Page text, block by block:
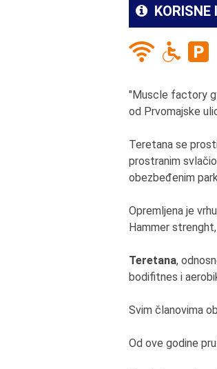
KORISNE
"Muscle factory
od Prvomajske
Teretana se
prostranim
obezbeđenim
Opremljena je
Hammer
Teretana,
bodifitnes i
Svim članovima
Od ove godine